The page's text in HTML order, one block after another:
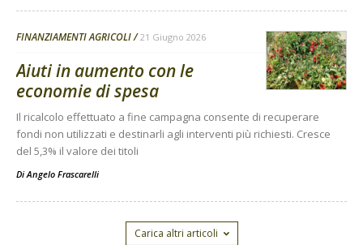
FINANZIAMENTI AGRICOLI 21 Giugno 2026
Aiuti in aumento con le
economie di spesa
Il ricalcolo effettuato a fine campagna consente di recuperare
fondi non utilizzati e destinarli agli interventi più richiesti. Cresce
del 5,3% il valore dei titoli
DiAngelo Frascarelli
Carica altri articoli